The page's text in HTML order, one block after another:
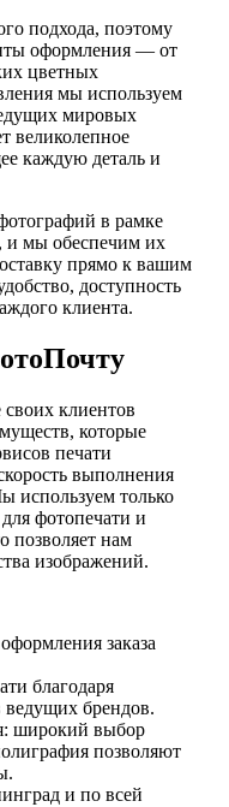
подхода, поэтому
оформления — от
цветных
мы используем
мировых
великолепное
каждую деталь и
в рамке
и мы обеспечим их
прямо к вашим
доступность
клиента.
клиентов
которые
печати
выполнения
используем только
фотопечати и
позволяет нам
изображений.
заказа
благодаря
ведущих брендов.
широкий выбор
позволяют
и по всей